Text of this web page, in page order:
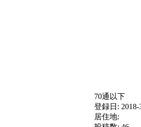
70通以下
登録日: 2018-
居住地: